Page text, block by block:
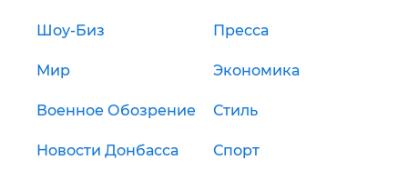
Шоу-Биз Пресса
Мир Экономика
Военное Обозрение Стиль
Новости Донбасса Спорт